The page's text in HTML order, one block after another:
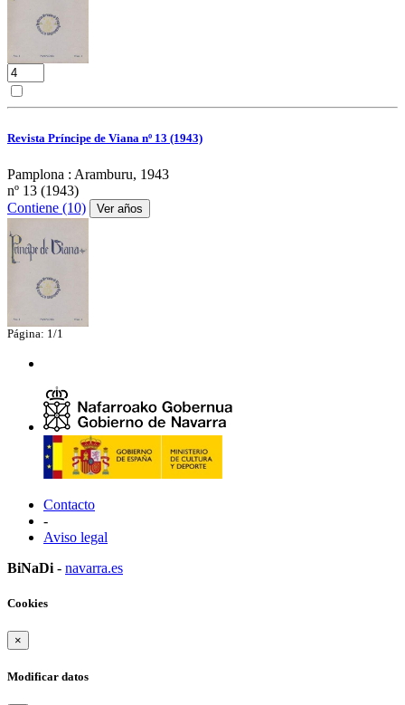
Revista Príncipe de Viana nº 13 (1943)
Pamplona : Aramburu, 1943
nº 13 (1943)
Contiene (10)
Ver años
Página: 1/1
Contacto
-
Aviso legal
BiNaDi - navarra.es
Cookies
×
Modificar datos